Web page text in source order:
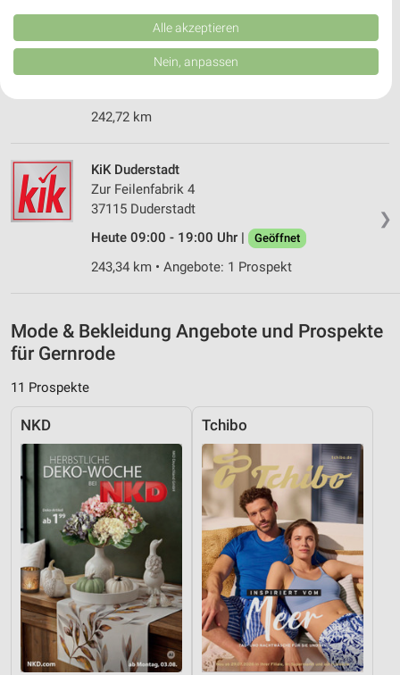
❯
E+R Hauptgeschäft Duderstadt
Marktstraße 29
37115 Duderstadt
242,72 km
❯
KiK Duderstadt
Zur Feilenfabrik 4
37115 Duderstadt
Heute 09:00 - 19:00 Uhr |
Geöffnet
243,34 km • Angebote: 1 Prospekt
Mode & Bekleidung Angebote und Prospekte
für Gernrode
11 Prospekte
NKD Tchibo
Kombinationen von Daten aus verschiedenen Quellen. Entwicklung und
Verbesserung der Angebote. Verwendung reduzierter Daten zur Auswahl
von Inhalten.
Daten können außerhalb der Europäischen Union weitergegeben und in die
USA gesendet werden.
Website/App.
Partnerliste anzeigen (1 IAB-Anbieter)
IAB-Verarbeitungszwecke:
Speichern von oder Zugriff auf Informationen
auf einem Endgerät
Verwendung reduzierter Daten zur Auswahl von
Werbeanzeigen
Verwendung von Profilen zur Auswahl
von Inhalten
Verwendung von Profilen zur Auswahl
personalisierter Inhalte
Messung der Werbeleistung
Messung der Performance von Inhalten
Analyse von Zielgruppen durch Statistiken oder
Kombinationen von Daten aus verschiedenen
Quellen
Entwicklung und Verbesserung der Angebote
Alle akzeptieren
Nein, anpassen